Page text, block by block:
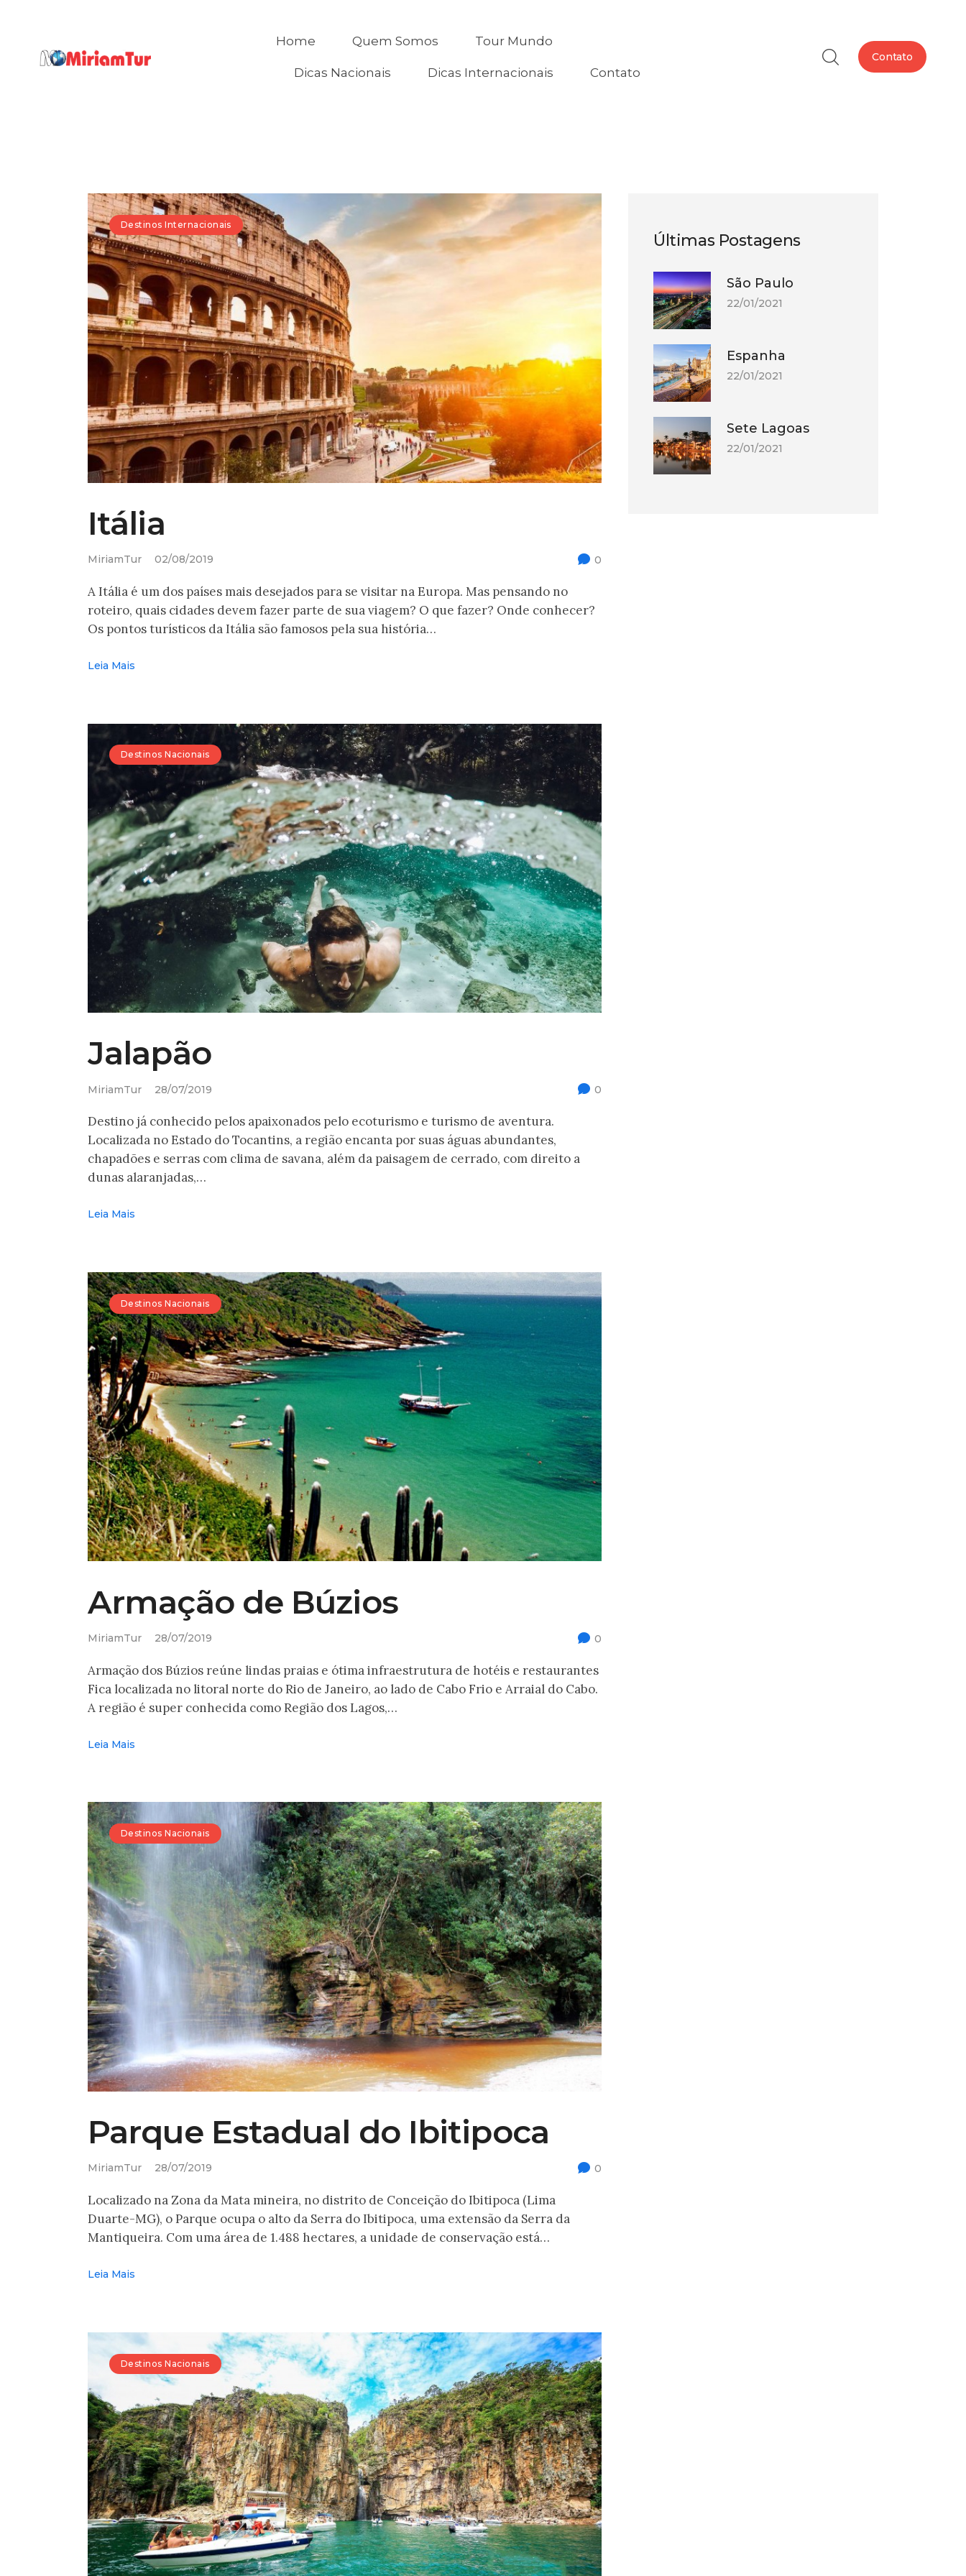
Home Quem Somos Tour Mundo
Dicas Nacionais Dicas Internacionais Contato
Contato
Dicas Internacionais
Contato
Destinos Internacionais
Itália
MiriamTur 02/08/2019 0
A Itália é um dos países mais desejados para se visitar na Europa. Mas pensando no
roteiro, quais cidades devem fazer parte de sua viagem? O que fazer? Onde conhecer?
Os pontos turísticos da Itália são famosos pela sua história…
Leia Mais
Destinos Nacionais
Jalapão
MiriamTur 28/07/2019 0
Destino já conhecido pelos apaixonados pelo ecoturismo e turismo de aventura.
Localizada no Estado do Tocantins, a região encanta por suas águas abundantes,
chapadões e serras com clima de savana, além da paisagem de cerrado, com direito a
dunas alaranjadas,…
Leia Mais
Destinos Nacionais
Armação de Búzios
MiriamTur 28/07/2019 0
Armação dos Búzios reúne lindas praias e ótima infraestrutura de hotéis e restaurantes
Fica localizada no litoral norte do Rio de Janeiro, ao lado de Cabo Frio e Arraial do Cabo.
A região é super conhecida como Região dos Lagos,…
Leia Mais
Destinos Nacionais
Parque Estadual do Ibitipoca
MiriamTur 28/07/2019 0
Localizado na Zona da Mata mineira, no distrito de Conceição do Ibitipoca (Lima
Duarte-MG), o Parque ocupa o alto da Serra do Ibitipoca, uma extensão da Serra da
Mantiqueira. Com uma área de 1.488 hectares, a unidade de conservação está…
Leia Mais
Destinos Nacionais
Últimas Postagens
São Paulo
22/01/2021
Espanha
22/01/2021
Sete Lagoas
22/01/2021